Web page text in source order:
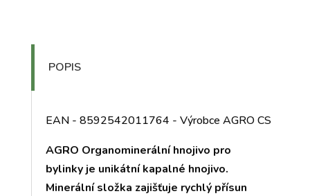
POPIS
EAN - 8592542011764 - Výrobce AGRO CS
AGRO Organominerální hnojivo pro
bylinky je unikátní kapalné hnojivo.
Minerální složka zajišťuje rychlý přísun